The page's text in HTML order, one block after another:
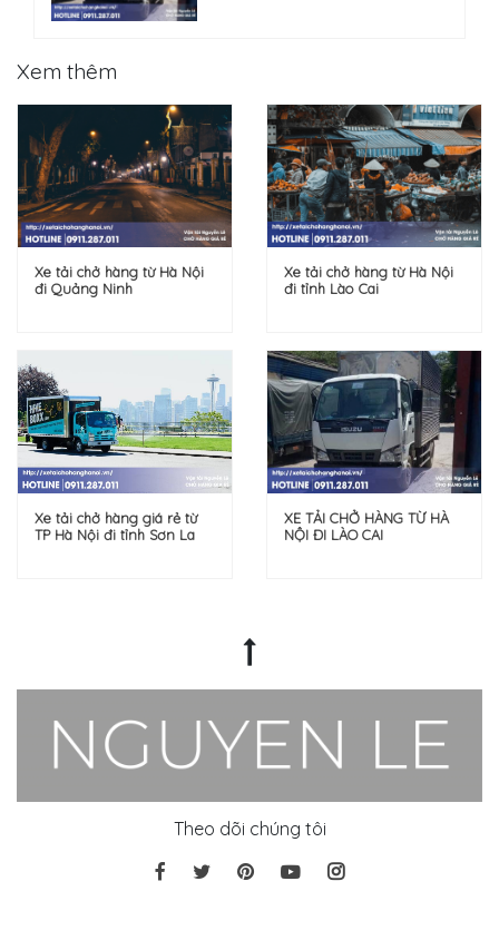
Xem thêm
Xe tải chở hàng từ Hà Nội
đi Quảng Ninh
Xe tải chở hàng từ Hà Nội
đi tỉnh Lào Cai
Xe tải chở hàng giá rẻ từ
TP Hà Nội đi tỉnh Sơn La
XE TẢI CHỞ HÀNG TỪ HÀ
NỘI ĐI LÀO CAI
Theo dõi chúng tôi